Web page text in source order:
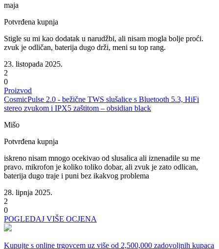
maja
Potvrđena kupnja
Stigle su mi kao dodatak u narudžbi, ali nisam mogla bolje proći.
zvuk je odličan, baterija dugo drži, meni su top rang.
23. listopada 2025.
2
0
Proizvod
CosmicPulse 2.0 - bežične TWS slušalice s Bluetooth 5.3, HiFi
stereo zvukom i IPX5 zaštitom – obsidian black
Mišo
Potvrđena kupnja
iskreno nisam mnogo ocekivao od slusalica ali iznenadile su me
pravo. mikrofon je koliko toliko dobar, ali zvuk je zato odlican,
baterija dugo traje i puni bez ikakvog problema
28. lipnja 2025.
2
0
POGLEDAJ VIŠE OCJENA
Kupujte s online trgovcem uz više od 2,500,000 zadovoljnih kupaca